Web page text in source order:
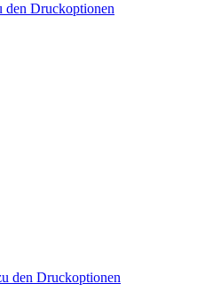
den Druckoptionen
den Druckoptionen